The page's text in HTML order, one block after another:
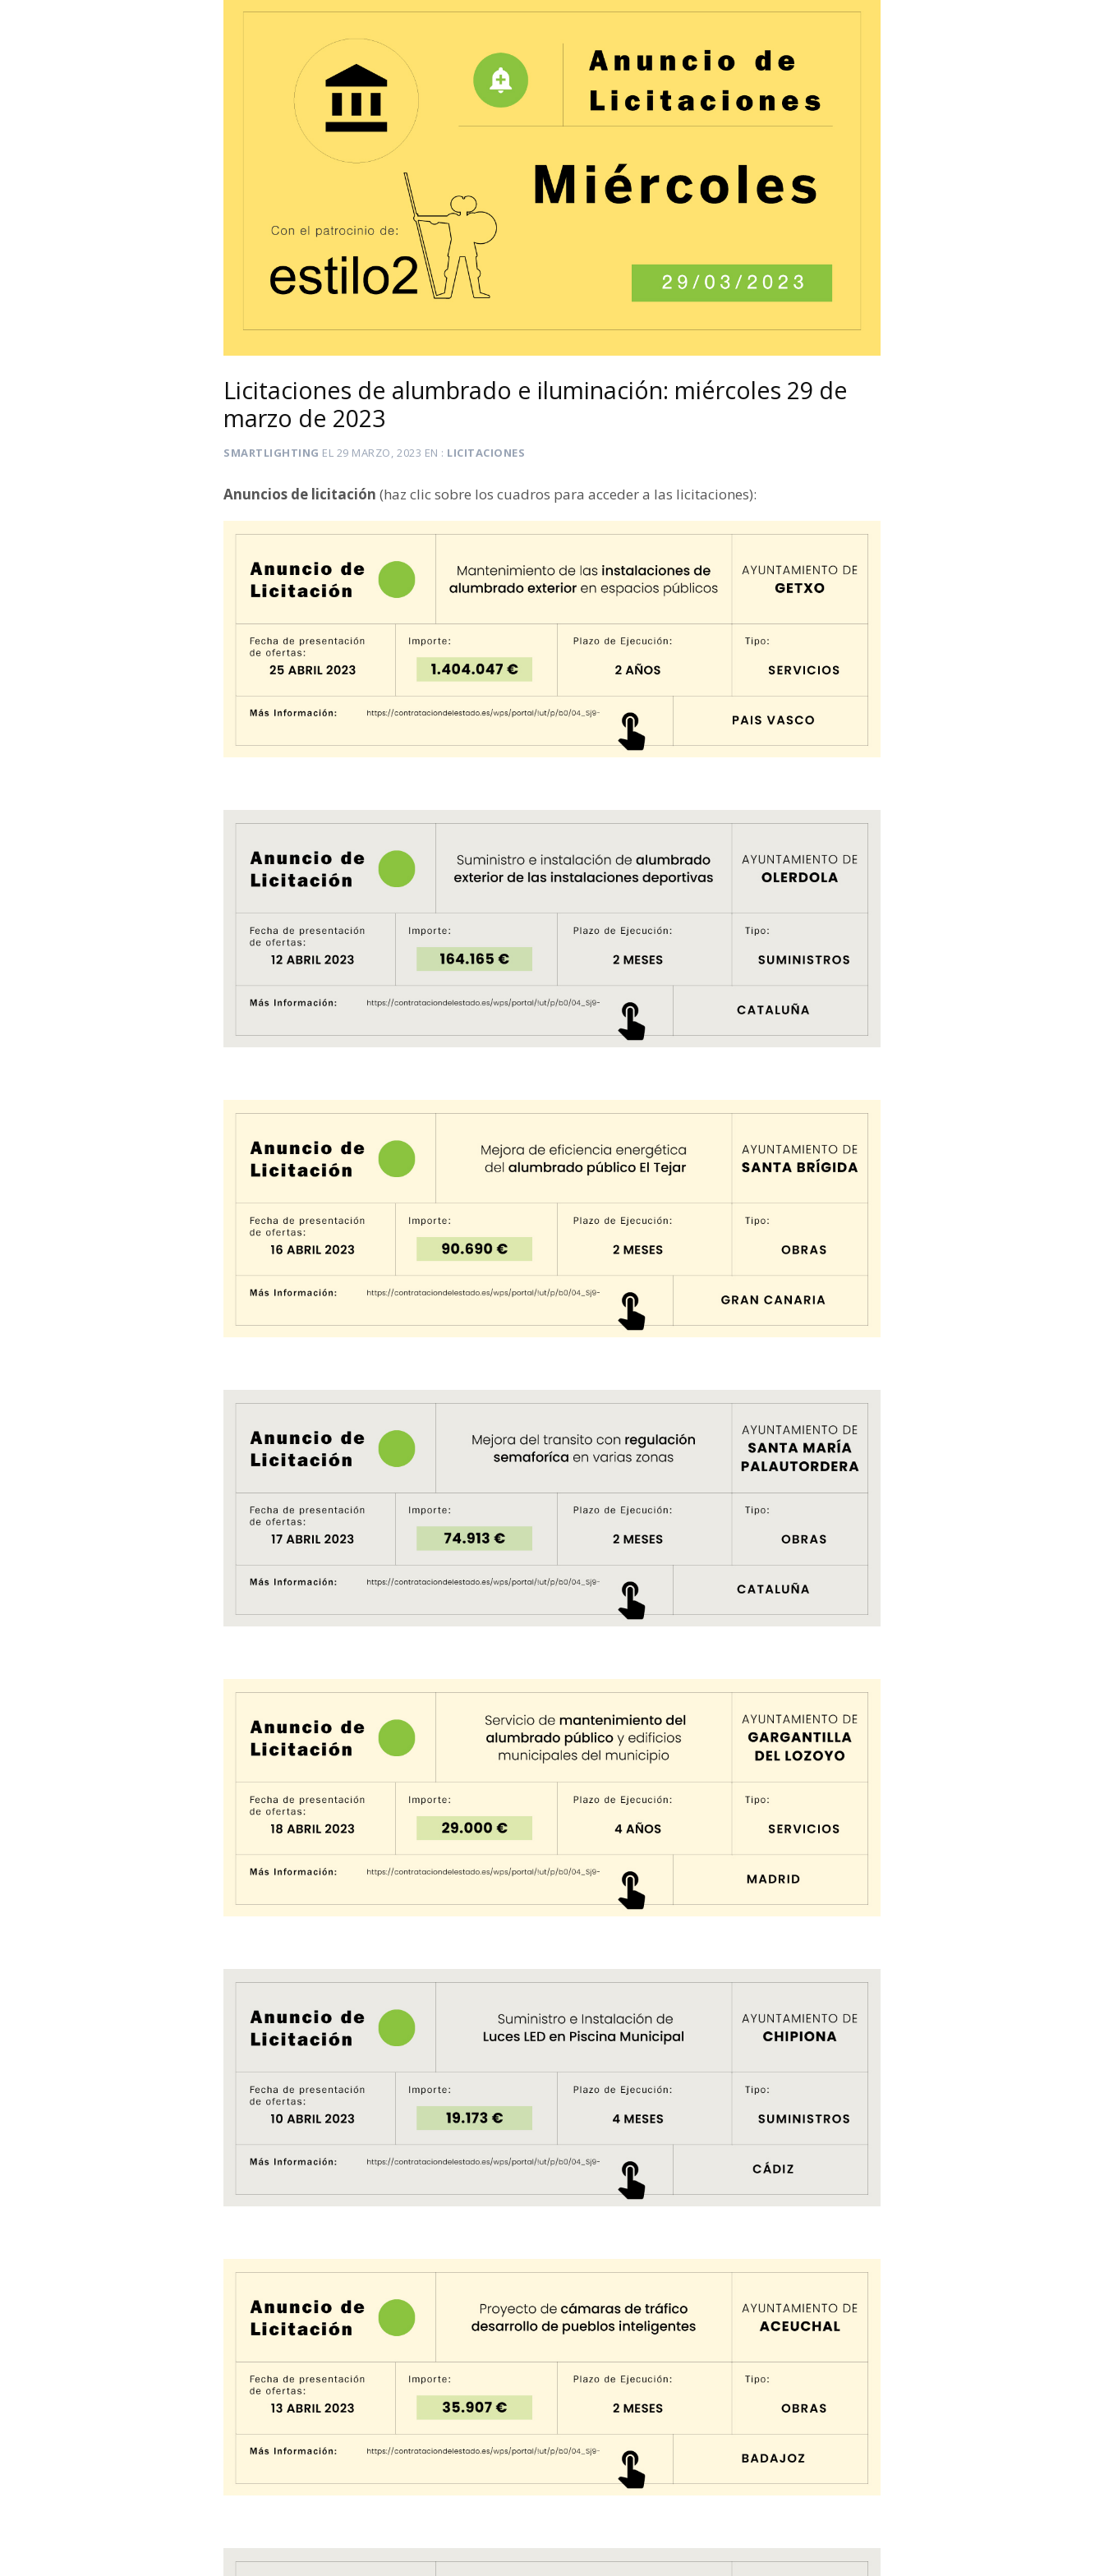
Licitaciones de alumbrado e iluminación: miércoles 29 de
marzo de 2023
SMARTLIGHTING EL 29 MARZO, 2023 EN LICITACIONES
Anuncios de licitación (haz clic sobre los cuadros para acceder a las licitaciones):